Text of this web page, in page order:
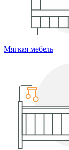
Мягкая мебель